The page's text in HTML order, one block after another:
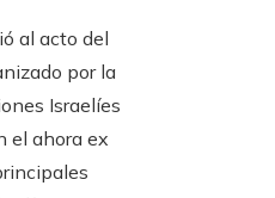
al acto del
por la
Israelíes
el ahora ex